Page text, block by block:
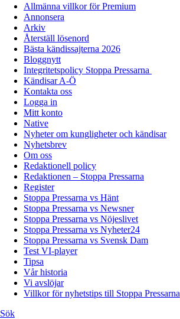
Allmänna villkor för Premium
Annonsera
Arkiv
Återställ lösenord
Bästa kändissajterna 2026
Bloggnytt
Integritetspolicy Stoppa Pressarna
Kändisar A-Ö
Kontakta oss
Logga in
Mitt konto
Native
Nyheter om kungligheter och kändisar
Nyhetsbrev
Om oss
Redaktionell policy
Redaktionen – Stoppa Pressarna
Register
Stoppa Pressarna vs Hänt
Stoppa Pressarna vs Newsner
Stoppa Pressarna vs Nöjeslivet
Stoppa Pressarna vs Nyheter24
Stoppa Pressarna vs Svensk Dam
Test VI-player
Tipsa
Vår historia
Vi avslöjar
Villkor för nyhetstips till Stoppa Pressarna
Sök